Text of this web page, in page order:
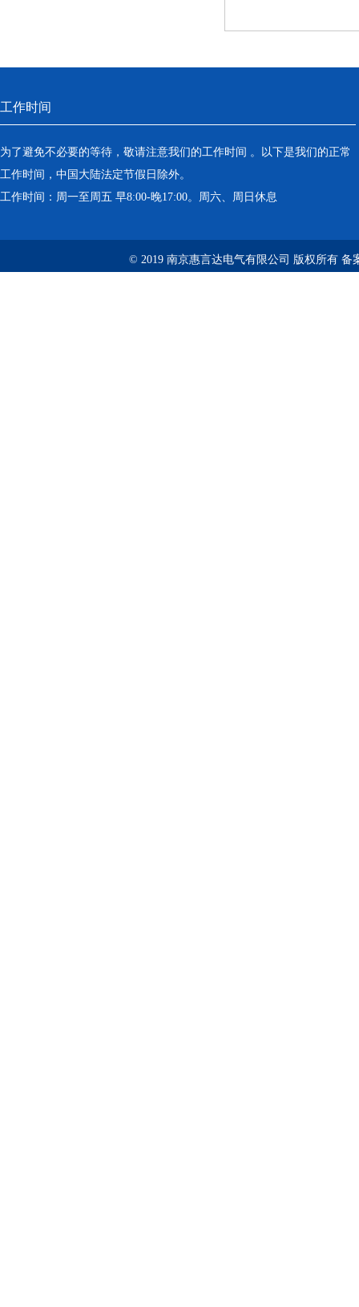
工作时间
为了避免不必要的等待，敬请注意我们的工作时间 。以下是我们的正常
工作时间，中国大陆法定节假日除外。
工作时间：周一至周五 早8:00-晚17:00。周六、周日休息
© 2019 南京惠言达电气有限公司 版权所有 备